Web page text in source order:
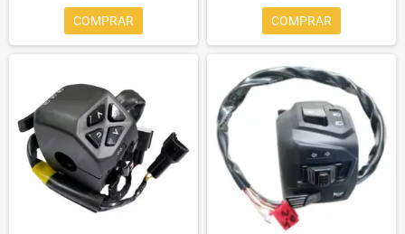
COMPRAR COMPRAR